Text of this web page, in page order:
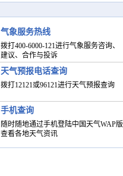
气象服务热线
拨打400-6000-121进行气象服务咨询、
建议、合作与投诉
天气预报电话查询
拨打12121或96121进行天气预报查询
手机查询
随时随地通过手机登陆中国天气WAP版
查看各地天气资讯